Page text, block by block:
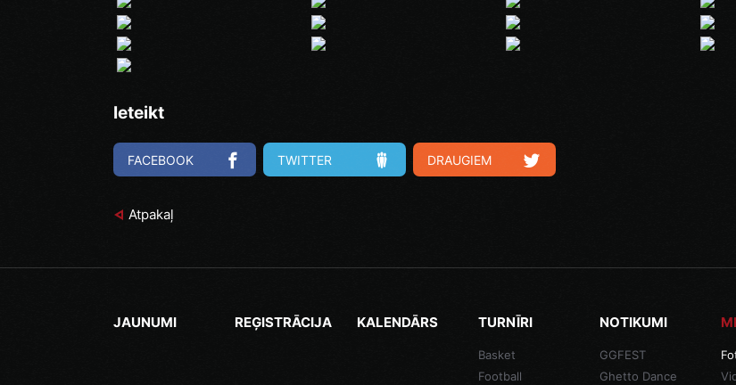
Ieteikt
FACEBOOK TWITTER DRAUGIEM
Atpakaļ
JAUNUMI REĢISTRĀCIJA KALENDĀRS TURNĪRI
Basket
Football
NOTIKUMI
GGFEST
Ghetto Dance